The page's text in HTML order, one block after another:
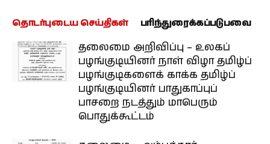
தொடர்புடைய செய்திகள் பரிந்துரைக்கப்படுபவை
தலைமை அறிவிப்பு – உலகப்
பழங்குடியினர் நாள் விழா தமிழ்ப்
பழங்குடிகளைக் காக்க தமிழ்ப்
பழங்குடியினர் பாதுகாப்புப்
பாசறை நடத்தும் மாபெரும்
பொதுக்கூட்டம்